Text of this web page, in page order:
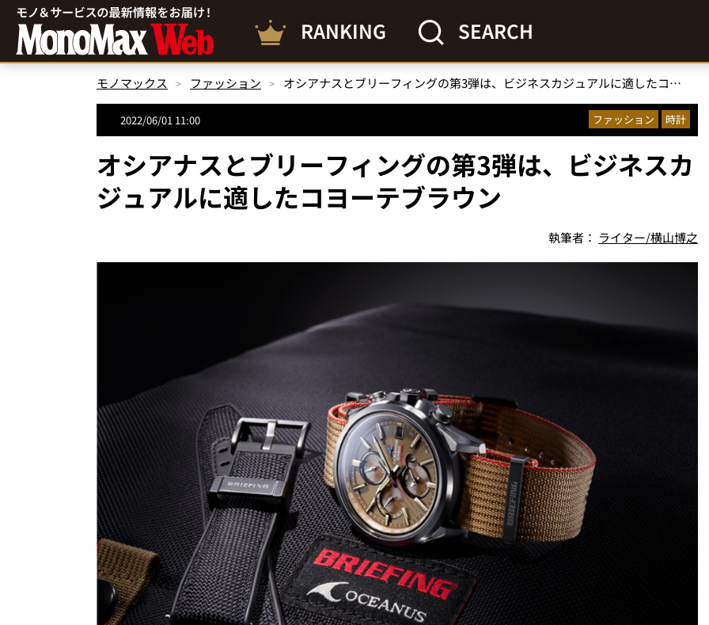
RANKING SEARCH
モノマックス ファッション オシアナスとブリーフィングの第3弾は、ビジネスカジュアルに適したコヨーテブラウン
2022/06/01 11:00 ファッション 時計
オシアナスとブリーフィングの第3弾は、ビジネスカ
ジュアルに適したコヨーテブラウン
執筆者： ライター/横山博之